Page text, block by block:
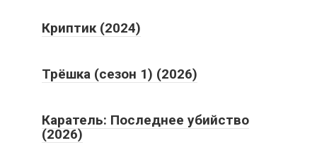
Криптик (2024)
Трёшка (сезон 1) (2026)
Каратель: Последнее убийство
(2026)